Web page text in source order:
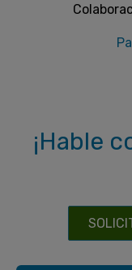
¡Hable